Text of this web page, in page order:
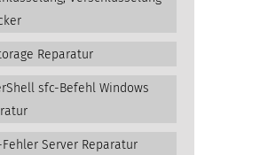
Reparatur
sfc-Befehl Windows
Fehler Server Reparatur